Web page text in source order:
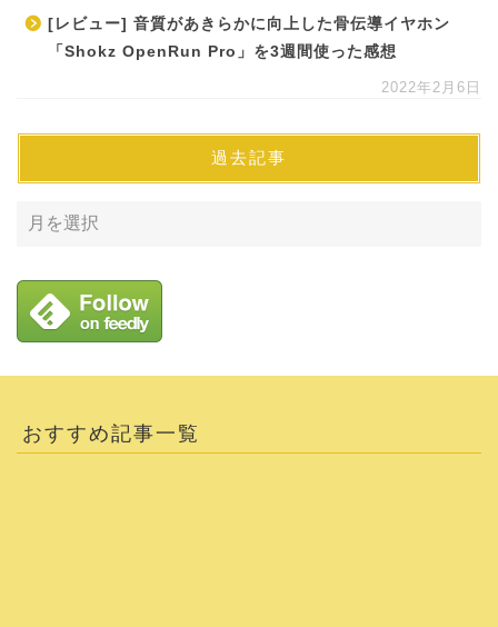
[レビュー] 音質があきらかに向上した骨伝導イヤホン
「Shokz OpenRun Pro」を3週間使った感想
2022年2月6日
過去記事
おすすめ記事一覧